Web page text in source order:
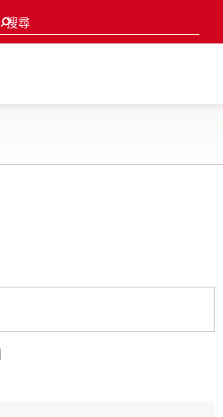
搜尋
Search suggestions